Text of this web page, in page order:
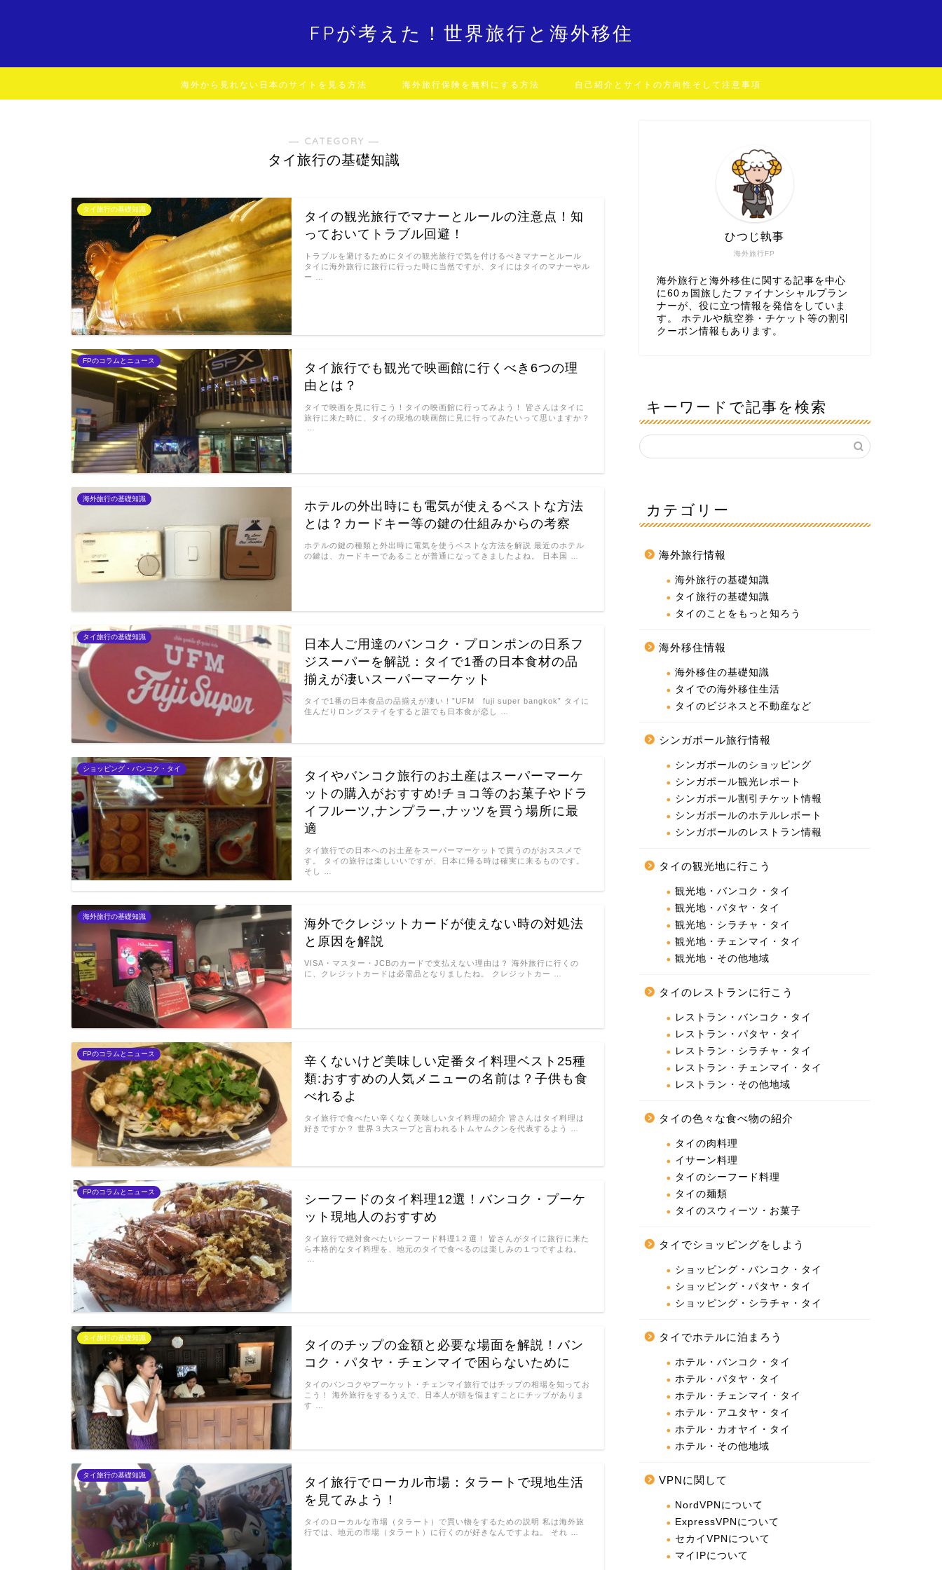
FPが考えた！世界旅行と海外移住
海外から見れない日本のサイトを見る方法 海外旅行保険を無料にする方法 自己紹介とサイトの方向性そして注意事項
― CATEGORY ―
タイ旅行の基礎知識
タイ旅行の基礎知識
タイの観光旅行でマナーとルールの注意点！知
っておいてトラブル回避！
トラブルを避けるためにタイの観光旅行で気を付けるべきマナーとルール
タイに海外旅行に旅行に行った時に当然ですが、タイにはタイのマナーやル
ー …
FPのコラムとニュース
タイ旅行でも観光で映画館に行くべき6つの理
由とは？
タイで映画を見に行こう！タイの映画館に行ってみよう！ 皆さんはタイに
旅行に来た時に、タイの現地の映画館に見に行ってみたいって思いますか？
海外旅行の基礎知識
ホテルの外出時にも電気が使えるベストな方法
とは？カードキー等の鍵の仕組みからの考察
ホテルの鍵の種類と外出時に電気を使うベストな方法を解説 最近のホテル
の鍵は、カードキーであることが普通になってきましたよね。 日本国 …
タイ旅行の基礎知識
日本人ご用達のバンコク・プロンポンの日系フ
ジスーパーを解説：タイで1番の日本食材の品
揃えが凄いスーパーマーケット
タイで1番の日本食品の品揃えが凄い！”UFM fuji super bangkok” タイに
住んだりロングステイをすると誰でも日本食が恋し …
ショッピング・バンコク・タイ
タイやバンコク旅行のお土産はスーパーマーケ
ットの購入がおすすめ!チョコ等のお菓子やドラ
イフルーツ,ナンプラー,ナッツを買う場所に最
適
タイ旅行での日本へのお土産をスーパーマーケットで買うのがおススメで
す。 タイの旅行は楽しいいですが、日本に帰る時は確実に来るものです。
そし …
海外旅行の基礎知識
海外でクレジットカードが使えない時の対処法
と原因を解説
VISA・マスター・JCBのカードで支払えない理由は？ 海外旅行に行くの
に、クレジットカードは必需品となりましたね。 クレジットカー …
FPのコラムとニュース
辛くないけど美味しい定番タイ料理ベスト25種
類:おすすめの人気メニューの名前は？子供も食
べれるよ
タイ旅行で食べたい辛くなく美味しいタイ料理の紹介 皆さんはタイ料理は
好きですか？ 世界３大スープと言われるトムヤムクンを代表するよう …
FPのコラムとニュース
シーフードのタイ料理12選！バンコク・プーケ
ット現地人のおすすめ
タイ旅行で絶対食べたいシーフード料理1２選！ 皆さんがタイに旅行に来た
ら本格的なタイ料理を、地元のタイで食べるのは楽しみの１つですよね。
タイ旅行の基礎知識
タイのチップの金額と必要な場面を解説！バン
コク・パタヤ・チェンマイで困らないために
タイのバンコクやプーケット・チェンマイ旅行ではチップの相場を知ってお
こう！ 海外旅行をするうえで、日本人が頭を悩ますことにチップがありま
す …
タイ旅行の基礎知識
タイ旅行でローカル市場：タラートで現地生活
を見てみよう！
タイのローカルな市場（タラート）で買い物をするための説明 私は海外旅
行では、地元の市場（タラート）に行くのが好きなんですよね。 それ …
海外旅行FP
ひつじ執事
海外旅行と海外移住に関する記事を中心
に60ヵ国旅したファイナンシャルプラン
ナーが、役に立つ情報を発信をしていま
す。 ホテルや航空券・チケット等の割引
クーポン情報もあります。
キーワードで記事を検索
カテゴリー
海外旅行情報
海外旅行の基礎知識
タイ旅行の基礎知識
タイのことをもっと知ろう
海外移住情報
海外移住の基礎知識
タイでの海外移住生活
タイのビジネスと不動産など
シンガポール旅行情報
シンガポールのショッピング
シンガポール観光レポート
シンガポール割引チケット情報
シンガポールのホテルレポート
シンガポールのレストラン情報
タイの観光地に行こう
観光地・バンコク・タイ
観光地・パタヤ・タイ
観光地・シラチャ・タイ
観光地・チェンマイ・タイ
観光地・その他地域
タイのレストランに行こう
レストラン・バンコク・タイ
レストラン・パタヤ・タイ
レストラン・シラチャ・タイ
レストラン・チェンマイ・タイ
レストラン・その他地域
タイの色々な食べ物の紹介
タイの肉料理
イサーン料理
タイのシーフード料理
タイの麺類
タイのスウィーツ・お菓子
タイでショッピングをしよう
ショッピング・バンコク・タイ
ショッピング・パタヤ・タイ
ショッピング・シラチャ・タイ
タイでホテルに泊まろう
ホテル・バンコク・タイ
ホテル・パタヤ・タイ
ホテル・チェンマイ・タイ
ホテル・アユタヤ・タイ
ホテル・カオヤイ・タイ
ホテル・その他地域
VPNに関して
NordVPNについて
ExpressVPNについて
セカイVPNについて
マイIPについて